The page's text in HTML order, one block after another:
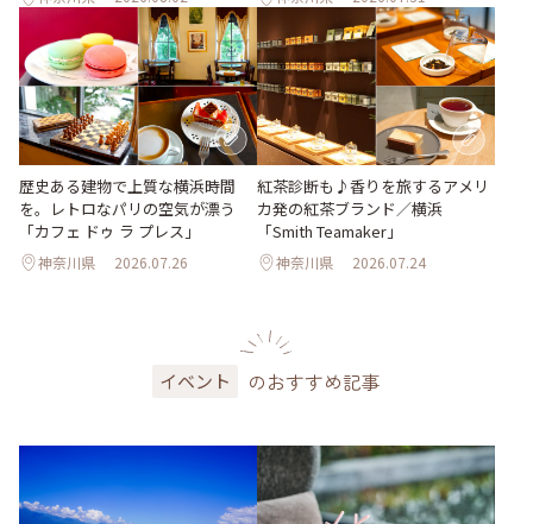
歴史ある建物で上質な横浜時間
を。レトロなパリの空気が漂う
「カフェ ドゥ ラ プレス」
神奈川県 2026.07.26
紅茶診断も♪香りを旅するアメリ
カ発の紅茶ブランド／横浜
「Smith Teamaker」
神奈川県 2026.07.24
イベント のおすすめ記事